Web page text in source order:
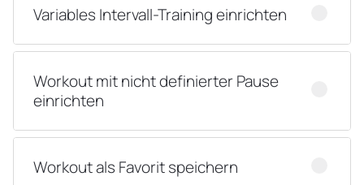
Variables Intervall-Training einrichten
Workout mit nicht definierter Pause
einrichten
Workout als Favorit speichern